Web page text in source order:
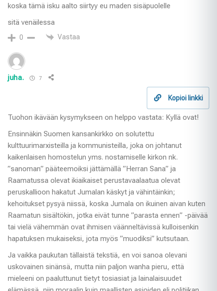
koska tämä isku aalto siirtyy eu maden sisäpuolelle
sitä venäilessa
0 Vastaa
juha. 7
Kopioi linkki
Tuohon ikävään kysymykseen on helppo vastata: Kyllä ovat!
Ensinnäkin Suomen kansankirkko on solutettu
kulttuurimarxisteilla ja kommunisteilla, joka on johtanut
kaikenlaisen homostelun yms. nostamiselle kirkon nk.
”sanoman” pääteemoiksi jättämällä ”Herran Sana” ja
Raamatussa olevat ikiaikaiset perustavaalaatua olevat
peruskallioon hakatut Jumalan käskyt ja vähintäinkin;
kehoitukset pysyä niissä, koska Jumala on ikuinen aivan kuten
Raamatun sisältökin, jotka eivät tunne ”parasta ennen” -päivää
tai vielä vähemmän ovat ihmisen väänneltävissä kulloisenkin
hapatuksen mukaiseksi, jota myös ”muodiksi” kutsutaan.
Ja vaikka paukutan tällaistä tekstiä, en voi sanoa olevani
uskovainen sinänsä, mutta niin paljon wanha pieru, että
mieleeni on paaluttunut tietyt tosiasiat ja lainalaisuudet